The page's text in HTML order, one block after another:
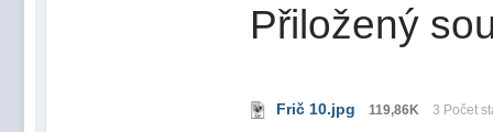
Přiložený
Frič 10.jpg 119,86K 3 Počet